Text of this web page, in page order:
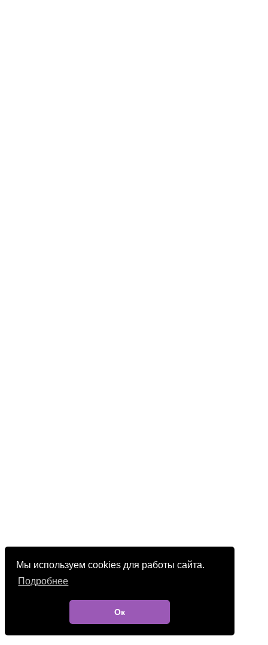
Мы используем cookies для работы сайта.
Подробнее
Ок